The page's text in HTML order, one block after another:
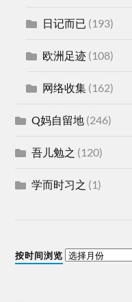
日记而已 (193)
欧洲足迹 (108)
网络收集 (162)
Q妈自留地 (246)
吾儿勉之 (120)
学而时习之 (1)
按时间浏览